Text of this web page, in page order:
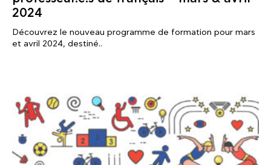
2024
Découvrez le nouveau programme de formation pour mars
et avril 2024, destiné..